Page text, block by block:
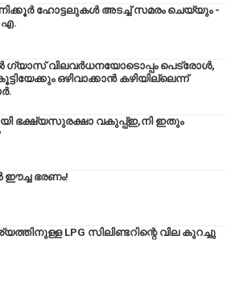
ഹോട്ടലുകൾ അടച്ച് സമരം ചെയ്യും -
വിലവർധനയോടൊപ്പം പെട്രോൾ,
ഒഴിവാക്കാന്‍ കഴിയില്ലെന്ന്
ഭക്ഷ്യസുരക്ഷാ വകുപ്പ്ഇ,നി ഇതും
ഈച്ച ഭരണം!
LPG സിലിണ്ടറിന്റെ വില കുറച്ചു